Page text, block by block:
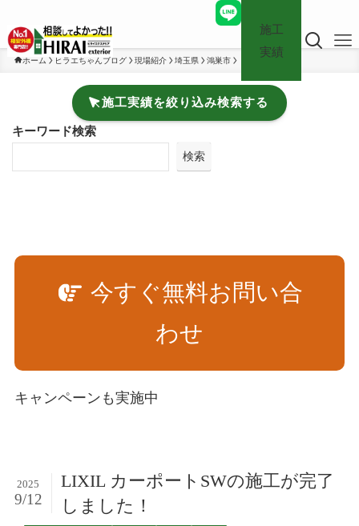
施工
実績
ホーム ヒラエちゃんブログ 現場紹介 埼玉県 鴻巣市
施工実績を絞り込み検索する
キーワード検索
検索
今すぐ無料お問い合
わせ
キャンペーンも実施中
LIXIL カーポートSWの施工が完了
しました！
2025
9/12